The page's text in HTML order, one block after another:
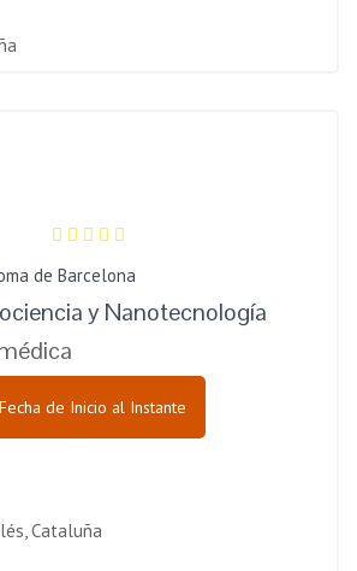
de Barcelona
y Nanotecnología
de Inicio al Instante
Cataluña